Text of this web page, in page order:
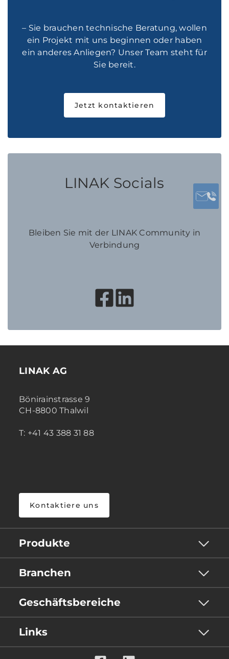
– Sie brauchen technische Beratung, wollen
ein Projekt mit uns beginnen oder haben
ein anderes Anliegen? Unser Team steht für
Sie bereit.
Jetzt kontaktieren
LINAK Socials
Bleiben Sie mit der LINAK Community in
Verbindung
LINAK AG
Bönirainstrasse 9
CH-8800 Thalwil
T: +41 43 388 31 88
Kontaktiere uns
Produkte
Branchen
Geschäftsbereiche
Links